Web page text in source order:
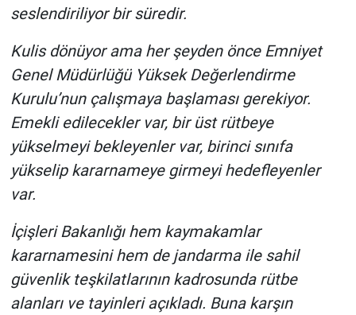
seslendiriliyor bir süredir.
Kulis dönüyor ama her şeyden önce Emniyet
Genel Müdürlüğü Yüksek Değerlendirme
Kurulu’nun çalışmaya başlaması gerekiyor.
Emekli edilecekler var, bir üst rütbeye
yükselmeyi bekleyenler var, birinci sınıfa
yükselip kararnameye girmeyi hedefleyenler
var.
İçişleri Bakanlığı hem kaymakamlar
kararnamesini hem de jandarma ile sahil
güvenlik teşkilatlarının kadrosunda rütbe
alanları ve tayinleri açıkladı. Buna karşın